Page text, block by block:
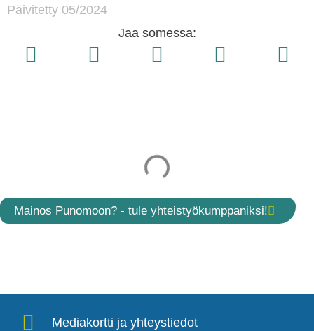
Päivitetty 05/2024
Jaa somessa:
Mainos Punomoon? - tule yhteistyökumppaniksi!
Mediakortti ja yhteystiedot